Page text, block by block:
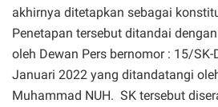
akhirnya ditetapkan sebagai
Penetapan tersebut ditandai
oleh Dewan Pers bernomor : 15/
Januari 2022 yang ditandatangi
Muhammad NUH. SK tersebut